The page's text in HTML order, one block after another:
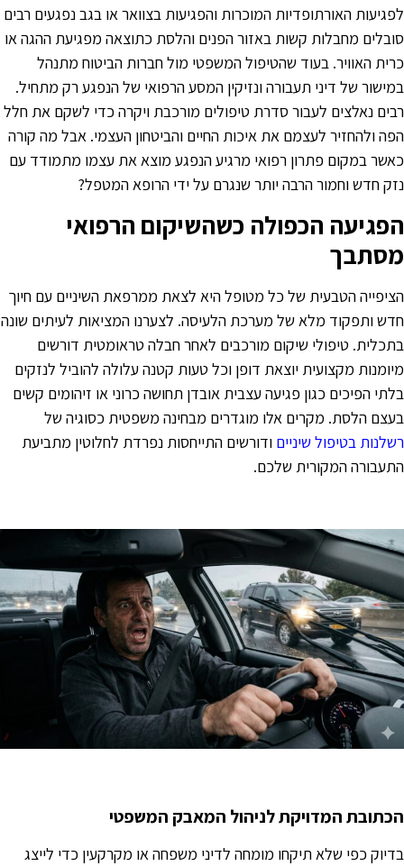
האורתופדיות המוכרות והפגיעות בצוואר או בגב נפגעים רבים
מחבלות קשות באזור הפנים והלסת כתוצאה מפגיעת ההגה או
האוויר. בעוד שהטיפול המשפטי מול חברות הביטוח מתנהל
של דיני תעבורה ונזיקין המסע הרפואי של הנפגע רק מתחיל.
נאלצים לעבור סדרת טיפולים מורכבת ויקרה כדי לשקם את חלל
ולהחזיר לעצמם את איכות החיים והביטחון העצמי. אבל מה קורה
במקום פתרון רפואי מרגיע הנפגע מוצא את עצמו מתמודד עם
חדש וחמור הרבה יותר שנגרם על ידי הרופא המטפל?
הכפולה כשהשיקום הרפואי
הטבעית של כל מטופל היא לצאת ממרפאת השיניים עם חיוך
ותפקוד מלא של מערכת הלעיסה. לצערנו המציאות לעיתים שונה
טיפולי שיקום מורכבים לאחר חבלה טראומטית דורשים
מקצועית יוצאת דופן וכל טעות קטנה עלולה להוביל לנזקים
הפיכים כגון פגיעה עצבית אובדן תחושה כרוני או זיהומים קשים
הלסת. מקרים אלו מוגדרים מבחינה משפטית כסוגיה של
בטיפול שינייםודורשים התייחסות נפרדת לחלוטין מתביעת
המקורית שלכם.
המדויקת לניהול המאבק המשפטי
כפי שלא תיקחו מומחה לדיני משפחה או מקרקעין כדי לייצג